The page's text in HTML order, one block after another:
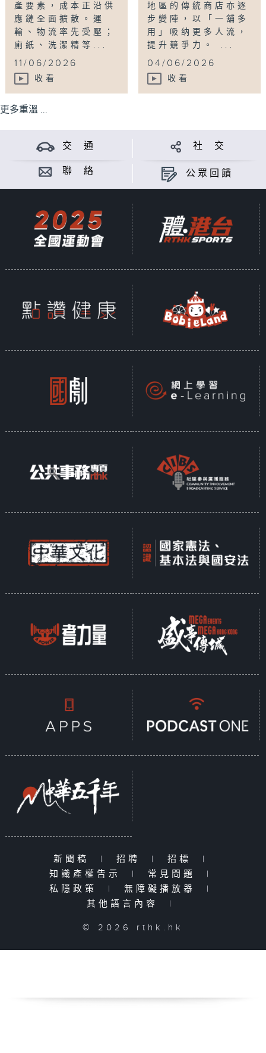
產要素，成本正沿供
應鏈全面擴散。運
輸、物流率先受壓；
廁紙、洗潔精等...
11/06/2026
收看
地區的傳統商店亦逐
步變陣，以「一舖多
用」吸纳更多人流，
提升競爭力。 ...
04/06/2026
收看
更多重溫 ...
交 通 社 交
聯 絡 公眾回饋
新聞稿 | 招聘 | 招標
|
知識產權告示
| 常見問題
|
私隱政策
| 無障礙播放器
|
其他語言內容
|
© 2026 rthk.hk